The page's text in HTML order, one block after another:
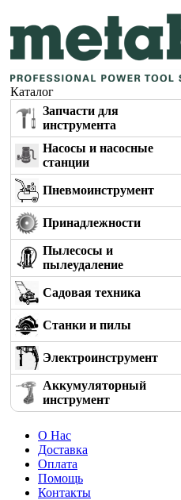
Каталог
Запчасти для
инструмента
Насосы и насосные
станции
Пневмоинструмент
Принадлежности
Пылесосы и
пылеудаление
Садовая техника
Станки и пилы
Электроинструмент
Аккумуляторный
инструмент
О Нас
Доставка
Оплата
Помощь
Контакты